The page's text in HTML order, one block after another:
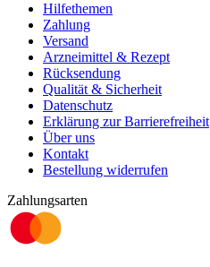
Hilfethemen
Zahlung
Versand
Arzneimittel & Rezept
Rücksendung
Qualität & Sicherheit
Datenschutz
Erklärung zur Barrierefreiheit
Über uns
Kontakt
Bestellung widerrufen
Zahlungsarten